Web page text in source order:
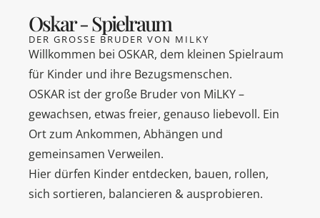
Oskar - Spielraum
DER GROSSE BRUDER VON MILKY
Willkommen bei OSKAR, dem kleinen Spielraum
für Kinder und ihre Bezugsmenschen.
OSKAR ist der große Bruder von MiLKY –
gewachsen, etwas freier, genauso liebevoll. Ein
Ort zum Ankommen, Abhängen und
gemeinsamen Verweilen.
Hier dürfen Kinder entdecken, bauen, rollen,
sich sortieren, balancieren & ausprobieren.